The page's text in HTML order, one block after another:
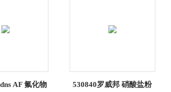
AF 氟化物
530840罗威邦 硝酸盐粉